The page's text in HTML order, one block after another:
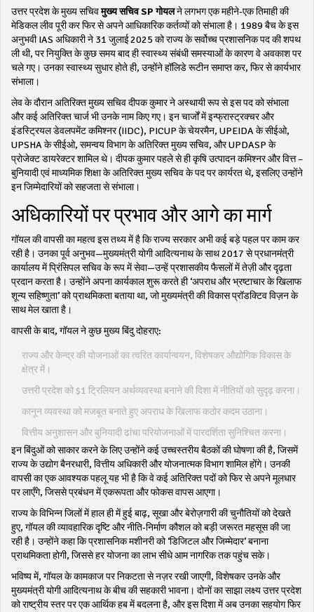
उत्तर प्रदेश के मुख्य सचिवमुख्य सचिव SP गोयलने लगभग एक महीने‑एक तिमाही की
मेडिकल लीव पूरी कर फिर से अपने आधिकारिक कर्तव्यों को संभाला है। 1989 बैच के इस
अनुभवी IAS अधिकारी ने 31 जुलाई 2025 को राज्य के सर्वोच्च प्रशासनिक पद की शपथ
ली थी, पर नियुक्ति के कुछ समय बाद ही स्वास्थ्य संबंधी समस्याओं के कारण वे अवकाश पर
चले गए। उनका स्वास्थ्य सुधार होते ही, उन्होंने हॉलिडे रूटीन समाप्त कर, फिर से कार्यभार
संभाला।
लेव के दौरान अतिरिक्त मुख्य सचिव दीपक कुमार ने अस्थायी रूप से इस पद को संभाला
और कई अतिरिक्त चार्ज भी उनके नाम किए गए। इन चार्जों में इन्फ्रास्ट्रक्चर और
इंडस्ट्रियल डेवलपमेंट कमिश्नर (IIDC), PICUP के चेयरमैन, UPEIDA के सीईओ,
UPSHA के सीईओ, समन्वय विभाग के अतिरिक्त मुख्य सचिव, और UPDASP के
प्रोजेक्ट डायरेक्टर शामिल थे। दीपक कुमार पहले से ही कृषि उत्पादन कमिश्नर और वित्त –
बुनियादी एवं माध्यमिक शिक्षा के अतिरिक्त मुख्य सचिव के पद पर कार्यरत थे, इसलिए उन्होंने
इन जिम्मेदारियों को सहजता से संभाला।
अधिकारियों पर प्रभाव और आगे का मार्ग
गॉयल की वापसी का महत्व इस तथ्य में है कि राज्य सरकार अभी कई बड़े पहल पर काम कर
रही है। उनका पूर्व अनुभव—मुख्यमंत्री योगी आदित्यनाथ के साथ 2017 से प्रधानमंत्री
कार्यालय में प्रिंसिपल सचिव के रूप में सेवा—उन्हें प्रशासकीय फैसलों में तेज़ी और दृढ़ता
प्रदान करता है। उन्होंने अपना कार्यकाल शुरू करते ही ‘अपराध और भ्रष्टाचार के खिलाफ
शून्य सहिष्णुता’ को प्राथमिकता बताया था, जो मुख्यमंत्री की विकास प्रॉडक्टिव विज़न के
साथ मेल खाता है।
वापसी के बाद, गॉयल ने कुछ मुख्य बिंदु दोहराए:
राज्य और केन्द्र की योजनाओं का त्वरित कार्यान्वयन, विशेषकर औद्योगिक विकास के
क्षेत्र में।
उत्तरी प्रदेश को $1 ट्रिलियन अर्थव्यवस्था बनाने की दिशा में नीतियों को सुदृढ़ करना।
कानून व्यवस्था को मजबूत बनाते हुए अपराध के खिलाफ कठोर कदम उठाना।
वित्तीय अनुशासन और बुनियादी ढांचा परियोजनाओं में पारदर्शिता सुनिश्चित करना।
इन बिंदुओं को साकार करने के लिए उन्होंने कई उच्चस्तरीय बैठकों की घोषणा की है, जिसमें
राज्य के उद्योग बैनरधारी, वित्तीय अधिकारी और योजनात्मक विभाग शामिल होंगे। उनकी
वापसी का एक आवश्यक पहलू यह भी है कि वे कई अतिरिक्त पदों को फिर से अपने मूलधार
पर लाएँगे, जिससे प्रबंधन में एकरूपता और फोकस वापस आएगा।
राज्य के विभिन्न जिलों में हाल ही में हुई बाढ़, सूखा और बेरोज़गारी की चुनौतियों को देखते
हुए, गॉयल की व्यावहारिक दृष्टि और नीति‑निर्माण कौशल को बड़ी जरूरत महसूस की जा
रही है। उन्होंने कहा कि प्रशासनिक मशीनरी को ‘डिजिटल और जिम्मेदार’ बनाना
प्राथमिकता होगी, जिससे हर योजना का लाभ सीधे आम नागरिक तक पहुंच सके।
भविष्य में, गॉयल के कामकाज पर निकटता से नज़र रखी जाएगी, विशेषकर उनके और
मुख्यमंत्री योगी आदित्यनाथ के बीच की सहकारी भावना। दोनों का साझा लक्ष्य उत्तर प्रदेश
को राष्ट्रीय स्तर पर एक आर्थिक हब में बदलना है, और इस दिशा में अब उनका सहयोग फिर